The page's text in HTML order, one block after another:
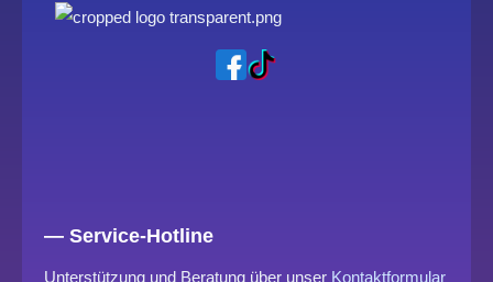
— Service-Hotline
Unterstützung und Beratung über unser Kontaktformular